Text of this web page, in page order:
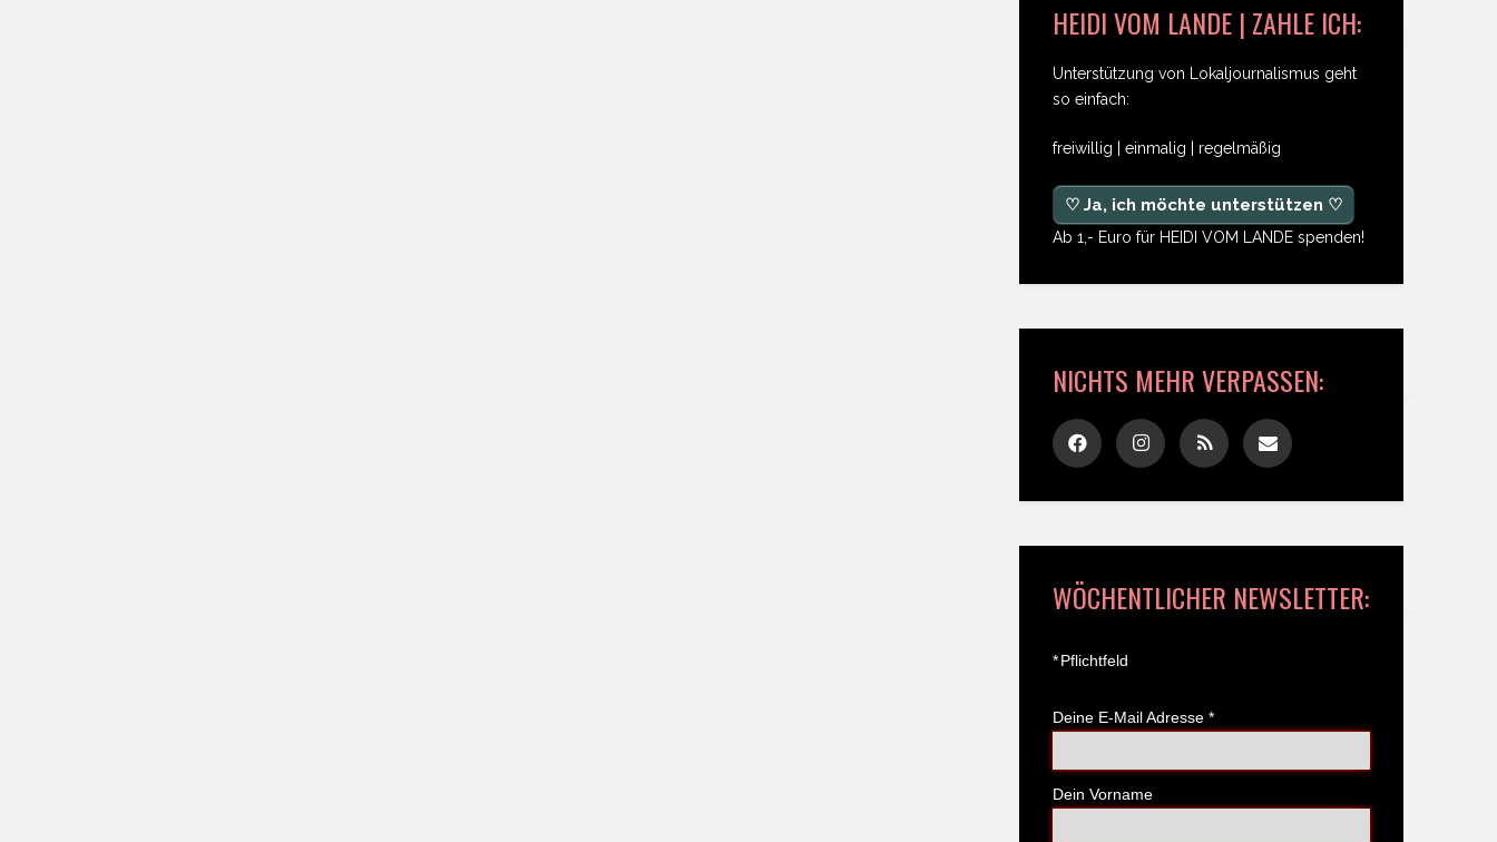
HEIDI VOM LANDE | ZAHLE ICH:
Unterstützung von Lokaljournalismus geht
so einfach:
freiwillig | einmalig | regelmäßig
♡ Ja, ich möchte unterstützen ♡
Ab 1,- Euro für HEIDI VOM LANDE spenden!
NICHTS MEHR VERPASSEN:
WÖCHENTLICHER NEWSLETTER:
*Pflichtfeld
Deine E-Mail Adresse *
Dein Vorname